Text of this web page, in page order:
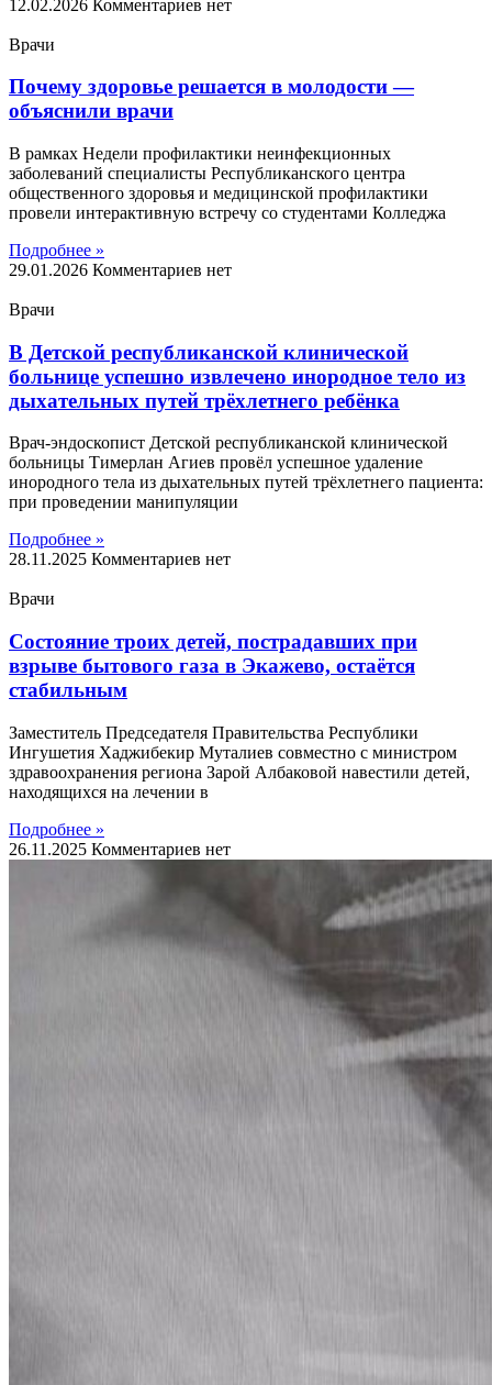
12.02.2026 Комментариев нет
Врачи
Почему здоровье решается в молодости —
объяснили врачи
В рамках Недели профилактики неинфекционных
заболеваний специалисты Республиканского центра
общественного здоровья и медицинской профилактики
провели интерактивную встречу со студентами Колледжа
Подробнее »
29.01.2026 Комментариев нет
Врачи
В Детской республиканской клинической
больнице успешно извлечено инородное тело из
дыхательных путей трёхлетнего ребёнка
Врач-эндоскопист Детской республиканской клинической
больницы Тимерлан Агиев провёл успешное удаление
инородного тела из дыхательных путей трёхлетнего пациента:
при проведении манипуляции
Подробнее »
28.11.2025 Комментариев нет
Врачи
Состояние троих детей, пострадавших при
взрыве бытового газа в Экажево, остаётся
стабильным
Заместитель Председателя Правительства Республики
Ингушетия Хаджибекир Муталиев совместно с министром
здравоохранения региона Зарой Албаковой навестили детей,
находящихся на лечении в
Подробнее »
26.11.2025 Комментариев нет